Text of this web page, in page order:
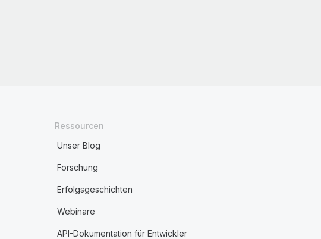
Ressourcen
Unser Blog
Forschung
Erfolgsgeschichten
Webinare
API-Dokumentation für Entwickler